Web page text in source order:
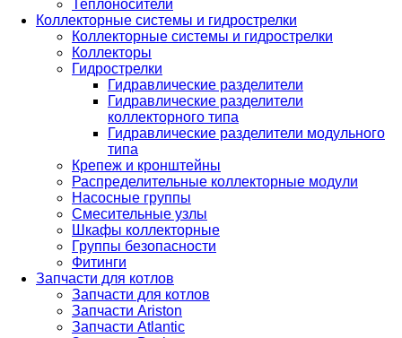
Теплоносители
Коллекторные системы и гидрострелки
Коллекторные системы и гидрострелки
Коллекторы
Гидрострелки
Гидравлические разделители
Гидравлические разделители
коллекторного типа
Гидравлические разделители модульного
типа
Крепеж и кронштейны
Распределительные коллекторные модули
Насосные группы
Смесительные узлы
Шкафы коллекторные
Группы безопасности
Фитинги
Запчасти для котлов
Запчасти для котлов
Запчасти Ariston
Запчасти Atlantic